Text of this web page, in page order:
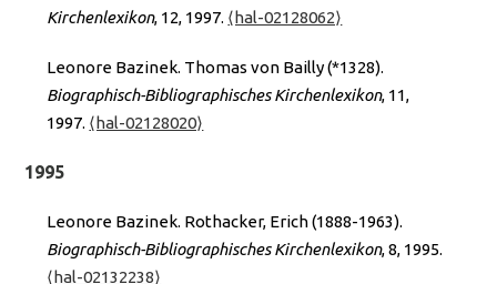
Kirchenlexikon, 12, 1997. ⟨hal-02128062⟩
Leonore Bazinek. Thomas von Bailly (*1328).
Biographisch-Bibliographisches Kirchenlexikon, 11,
1997. ⟨hal-02128020⟩
1995
Leonore Bazinek. Rothacker, Erich (1888-1963).
Biographisch-Bibliographisches Kirchenlexikon, 8, 1995.
⟨hal-02132238⟩